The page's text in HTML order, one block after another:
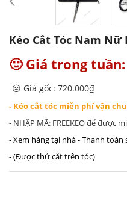
Kéo Cắt Tóc Nam Nữ
🙂 Giá trong
☹️ Giá gốc: 720.000₫
- Kéo cắt tóc miễn phí vận
- NHẬP MÃ: FREEKEO để được
- Xem hàng tại nhà - Thanh toán
- (Được thử cắt trên tóc)